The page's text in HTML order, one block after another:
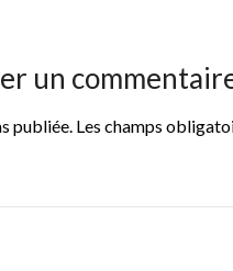
un
publiée. Les champs